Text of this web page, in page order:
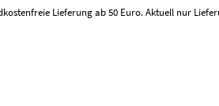
Lieferung ab 50 Euro. Aktuell nur